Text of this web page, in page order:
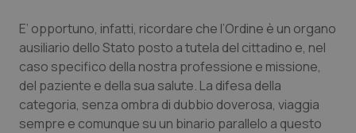
Puglia
Sardegna
Sicilia
Malattie rare
Malattia di Crohn & Rettocolite Ulcerosa
Neuroscienze & patologie neurodegenerative
E’ opportuno, infatti, ricordare che l’Ordine è un organo
ausiliario dello Stato posto a tutela del cittadino e, nel
caso specifico della nostra professione e missione,
del paziente e della sua salute. La difesa della
categoria, senza ombra di dubbio doverosa, viaggia
sempre e comunque su un binario parallelo a questo